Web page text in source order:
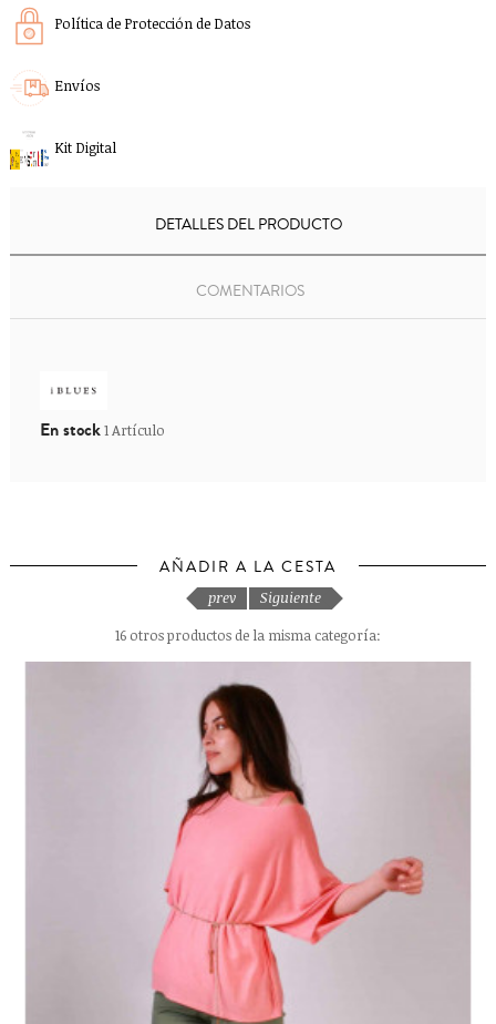
Política de Protección de Datos
Envíos
Kit Digital
DETALLES DEL PRODUCTO
COMENTARIOS
En stock1 Artículo
AÑADIR A LA CESTA
16 otros productos de la misma categoría:
prev Siguiente